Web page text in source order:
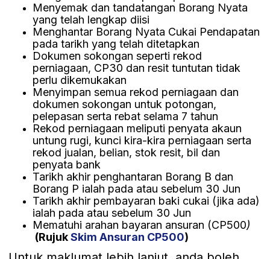
Menyemak dan tandatangan Borang Nyata
yang telah lengkap diisi
Menghantar Borang Nyata Cukai Pendapatan
pada tarikh yang telah ditetapkan
Dokumen sokongan seperti rekod
perniagaan, CP30 dan resit tuntutan tidak
perlu dikemukakan
Menyimpan semua rekod perniagaan dan
dokumen sokongan untuk potongan,
pelepasan serta rebat selama 7 tahun
Rekod perniagaan meliputi penyata akaun
untung rugi, kunci kira-kira perniagaan serta
rekod jualan, belian, stok resit, bil dan
penyata bank
Tarikh akhir penghantaran Borang B dan
Borang P ialah pada atau sebelum 30 Jun
Tarikh akhir pembayaran baki cukai (jika ada)
ialah pada atau sebelum 30 Jun
Mematuhi arahan bayaran ansuran (CP500)
(RujukSkim Ansuran CP500)